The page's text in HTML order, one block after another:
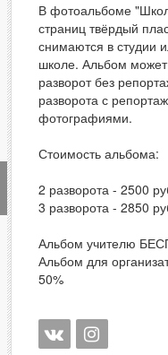
В фотоальбоме
страниц твёрдый
снимаются в студии
школе. Альбом
разворот без
разворота с
фотографиями.
Стоимость альбома:
2 разворота - 2500
3 разворота - 2850
Альбом учителю
Альбом для
50%